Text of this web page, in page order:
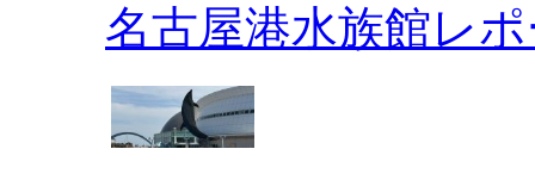
名古屋港水族館レ